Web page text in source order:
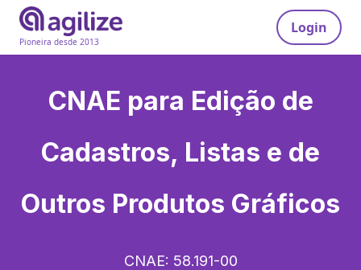
Pioneira desde 2013
Login
CNAE para Edição de
Cadastros, Listas e de
Outros Produtos Gráficos
CNAE: 58.191-00